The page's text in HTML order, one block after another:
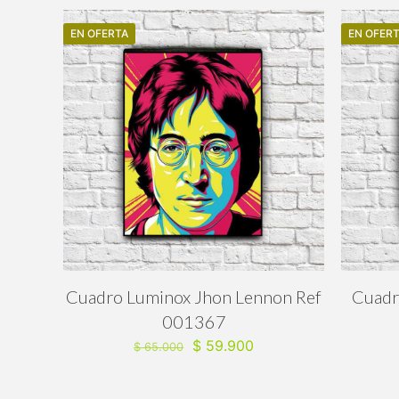
EN OFERTA
Cuadro Luminox Jhon Lennon Ref
001367
$65.000
El
$ 59.900
EN